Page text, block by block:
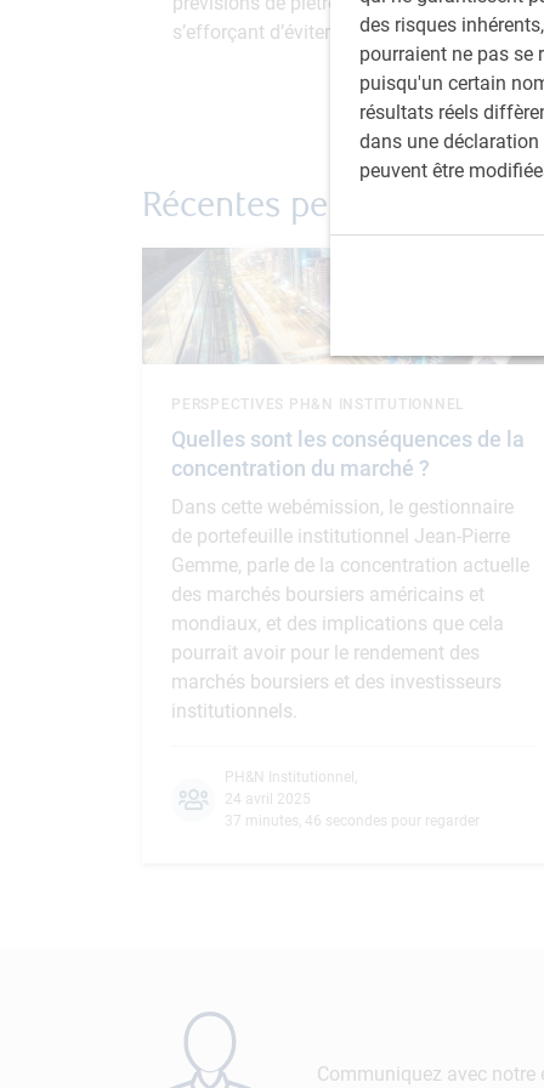
des risques
pourraient ne pas se
puisqu'un certain
résultats réels
dans une
peuvent être
s’efforçant d’éviter les actions pour
Récentes perspectives
Quelles sont les conséquences de la
concentration du marché ?
PERSPECTIVES PH&N INSTITUTIONNEL
Dans cette webémission, le gestionnaire
de portefeuille institutionnel Jean-Pierre
Gemme, parle de la concentration actuelle
des marchés boursiers américains et
mondiaux, et des implications que cela
pourrait avoir pour le rendement des
marchés boursiers et des investisseurs
institutionnels.
PH&N Institutionnel,
24 avril 2025
37 minutes, 46 secondes pour regarder
Communiquez avec notre